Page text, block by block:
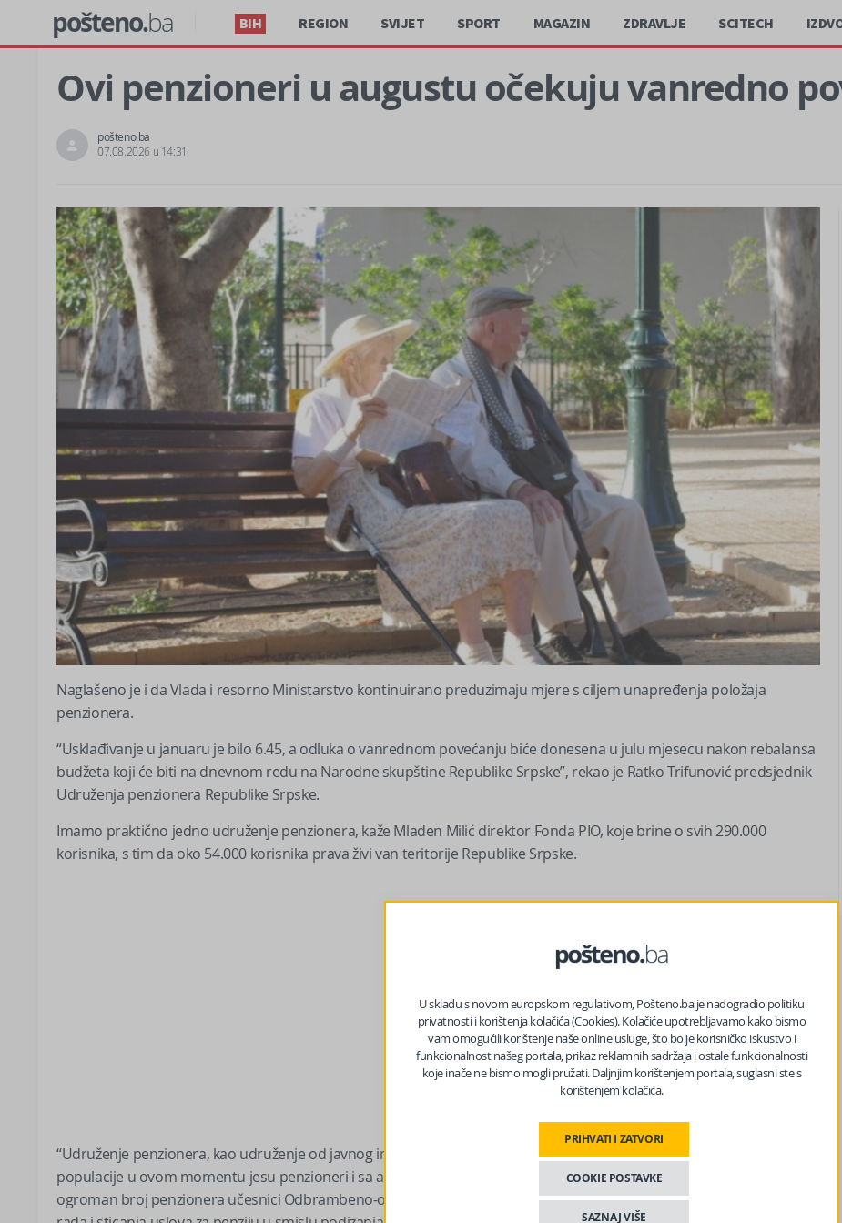
pošteno.ba BIH REGION SVIJET SPORT MAGAZIN ZDRAVLJE SCITECH
Ovi penzioneri u augustu očekuju vanredno
pošteno.ba
07.08.2026 u 14:31
Naglašeno je i da Vlada i resorno Ministarstvo kontinuirano preduzimaju mjere s ciljem unapređenja položaja
penzionera.
“Usklađivanje u januaru je bilo 6.45, a odluka o vanrednom povećanju biće donesena u julu mjesecu nakon rebalansa
budžeta koji će biti na dnevnom redu na Narodne skupštine Republike Srpske”, rekao je Ratko Trifunović predsjednik
Udruženja penzionera Republike Srpske.
Imamo praktično jedno udruženje penzionera, kaže Mladen Milić direktor Fonda PIO, koje brine o svih 290.000
korisnika, s tim da oko 54.000 korisnika prava živi van teritorije Republike Srpske.
“Udruženje penzionera, kao udruženje od javnog interesa, sigurno jedan od najvažnijih segmenata društva i
populacije u ovom momentu jesu penzioneri i sa aspekta onog što su dali za Republiku Srpsku u smislu da je
ogroman broj penzionera učesnici Odbrambeno-otadžbinskog rata ili su to članovi njihovih porodica, a i sa aspekta
U skladu s novom europskom regulativom, Pošteno.ba je nadogradio politiku
privatnosti i korištenja kolačića (Cookies). Kolačiće upotrebljavamo kako bismo
vam omogućili korištenje naše online usluge, što bolje korisničko iskustvo i
funkcionalnost našeg portala, prikaz reklamnih sadržaja i ostale funkcionalnosti
koje inače ne bismo mogli pružati. Daljnjim korištenjem portala, suglasni ste s
korištenjem kolačića.
PRIHVATI I ZATVORI
COOKIE POSTAVKE
SAZNAJ VIŠE